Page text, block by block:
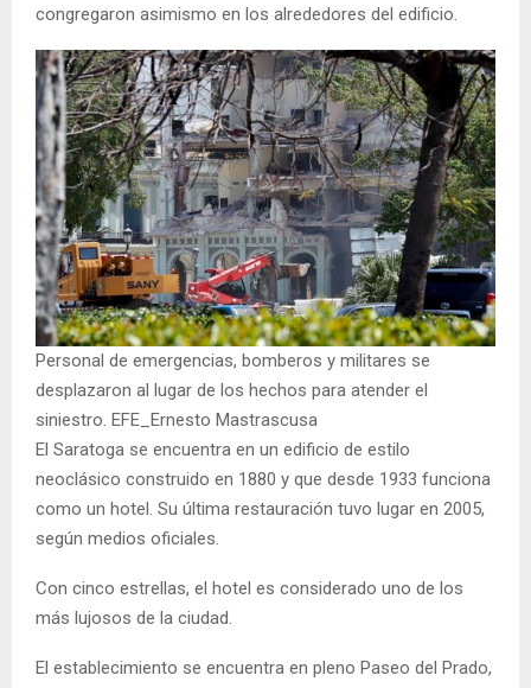
congregaron asimismo en los alrededores del edificio.
Personal de emergencias, bomberos y militares se
desplazaron al lugar de los hechos para atender el
siniestro. EFE_Ernesto Mastrascusa
El Saratoga se encuentra en un edificio de estilo
neoclásico construido en 1880 y que desde 1933 funciona
como un hotel. Su última restauración tuvo lugar en 2005,
según medios oficiales.
Con cinco estrellas, el hotel es considerado uno de los
más lujosos de la ciudad.
El establecimiento se encuentra en pleno Paseo del Prado,